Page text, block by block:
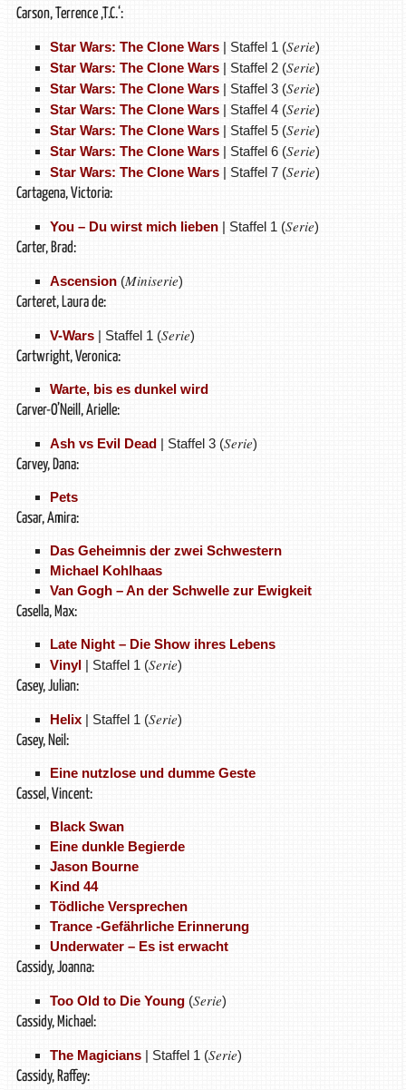
Carson, Terrence ‚T.C.‘:
Star Wars: The Clone Wars | Staffel 1 (Serie)
Star Wars: The Clone Wars | Staffel 2 (Serie)
Star Wars: The Clone Wars | Staffel 3 (Serie)
Star Wars: The Clone Wars | Staffel 4 (Serie)
Star Wars: The Clone Wars | Staffel 5 (Serie)
Star Wars: The Clone Wars | Staffel 6 (Serie)
Star Wars: The Clone Wars | Staffel 7 (Serie)
Cartagena, Victoria:
You – Du wirst mich lieben | Staffel 1 (Serie)
Carter, Brad:
Ascension (Miniserie)
Carteret, Laura de:
V-Wars | Staffel 1 (Serie)
Cartwright, Veronica:
Warte, bis es dunkel wird
Carver-O’Neill, Arielle:
Ash vs Evil Dead | Staffel 3 (Serie)
Carvey, Dana:
Pets
Casar, Amira:
Das Geheimnis der zwei Schwestern
Michael Kohlhaas
Van Gogh – An der Schwelle zur Ewigkeit
Casella, Max:
Late Night – Die Show ihres Lebens
Vinyl | Staffel 1 (Serie)
Casey, Julian:
Helix | Staffel 1 (Serie)
Casey, Neil:
Eine nutzlose und dumme Geste
Cassel, Vincent:
Black Swan
Eine dunkle Begierde
Jason Bourne
Kind 44
Tödliche Versprechen
Trance -Gefährliche Erinnerung
Underwater – Es ist erwacht
Cassidy, Joanna:
Too Old to Die Young (Serie)
Cassidy, Michael:
The Magicians | Staffel 1 (Serie)
Cassidy, Raffey: